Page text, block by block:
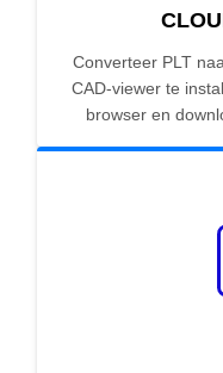
Converteer PLT
CAD-viewer te
browser en